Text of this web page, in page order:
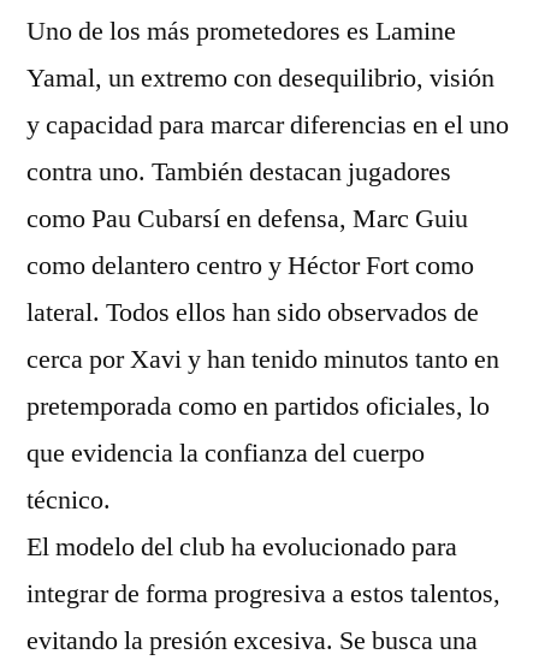
Uno de los más prometedores es Lamine
Yamal, un extremo con desequilibrio, visión
y capacidad para marcar diferencias en el uno
contra uno. También destacan jugadores
como Pau Cubarsí en defensa, Marc Guiu
como delantero centro y Héctor Fort como
lateral. Todos ellos han sido observados de
cerca por Xavi y han tenido minutos tanto en
pretemporada como en partidos oficiales, lo
que evidencia la confianza del cuerpo
técnico.
El modelo del club ha evolucionado para
integrar de forma progresiva a estos talentos,
evitando la presión excesiva. Se busca una